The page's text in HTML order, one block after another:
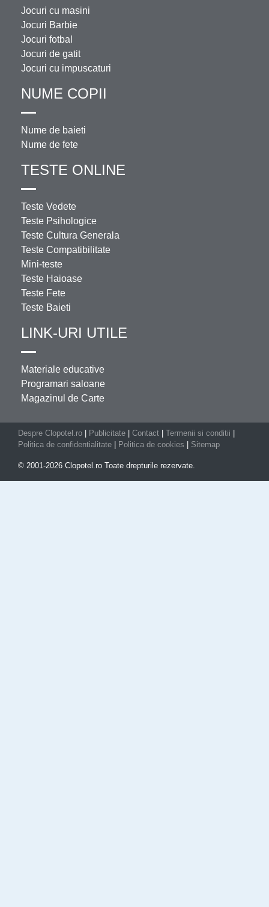
Jocuri cu masini
Jocuri Barbie
Jocuri fotbal
Jocuri de gatit
Jocuri cu impuscaturi
NUME COPII
Nume de baieti
Nume de fete
TESTE ONLINE
Teste Vedete
Teste Psihologice
Teste Cultura Generala
Teste Compatibilitate
Mini-teste
Teste Haioase
Teste Fete
Teste Baieti
LINK-URI UTILE
Materiale educative
Programari saloane
Magazinul de Carte
Despre Clopotel.ro Publicitate Contact Termenii si conditii
Politica de confidentialitate
Politica de cookies Sitemap
© 2001-2026 Clopotel.ro Toate drepturile rezervate.